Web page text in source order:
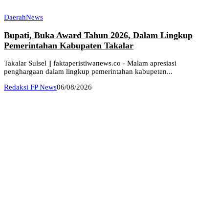
DaerahNews
Bupati, Buka Award Tahun 2026, Dalam Lingkup
Pemerintahan Kabupaten Takalar
Takalar Sulsel || faktaperistiwanews.co - Malam apresiasi
penghargaan dalam lingkup pemerintahan kabupeten...
Redaksi FP News06/08/2026